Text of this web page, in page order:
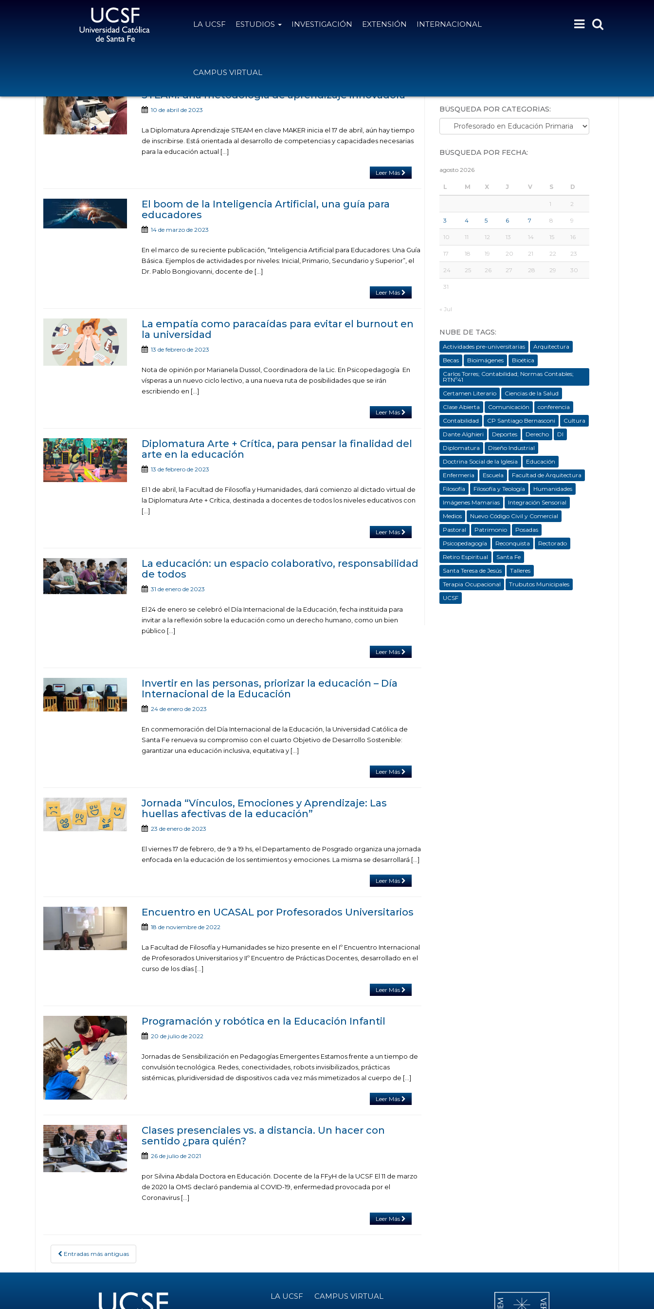
LA UCSF ESTUDIOS INVESTIGACIÓN EXTENSIÓN INTERNACIONAL
CAMPUS VIRTUAL
STEAM: una metodología de aprendizaje innovadora
10 de abril de 2023
La Diplomatura Aprendizaje STEAM en clave MAKER inicia el 17 de abril, aún hay tiempo
de inscribirse. Está orientada al desarrollo de competencias y capacidades necesarias
para la educación actual […]
Leer Más
El boom de la Inteligencia Artificial, una guía para
educadores
14 de marzo de 2023
En el marco de su reciente publicación, “Inteligencia Artificial para Educadores: Una Guía
Básica. Ejemplos de actividades por niveles: Inicial, Primario, Secundario y Superior”, el
Dr. Pablo Bongiovanni, docente de […]
Leer Más
La empatía como paracaídas para evitar el burnout en
la universidad
13 de febrero de 2023
Nota de opinión por Marianela Dussol, Coordinadora de la Lic. En Psicopedagogía En
vísperas a un nuevo ciclo lectivo, a una nueva ruta de posibilidades que se irán
escribiendo en […]
Leer Más
Diplomatura Arte + Crítica, para pensar la finalidad del
arte en la educación
13 de febrero de 2023
El 1 de abril, la Facultad de Filosofía y Humanidades, dará comienzo al dictado virtual de
la Diplomatura Arte + Crítica, destinada a docentes de todos los niveles educativos con
[…]
Leer Más
La educación: un espacio colaborativo, responsabilidad
de todos
31 de enero de 2023
El 24 de enero se celebró el Día Internacional de la Educación, fecha instituida para
invitar a la reflexión sobre la educación como un derecho humano, como un bien
público […]
Leer Más
Invertir en las personas, priorizar la educación – Día
Internacional de la Educación
24 de enero de 2023
En conmemoración del Día Internacional de la Educación, la Universidad Católica de
Santa Fe renueva su compromiso con el cuarto Objetivo de Desarrollo Sostenible:
garantizar una educación inclusiva, equitativa y […]
Leer Más
Jornada “Vínculos, Emociones y Aprendizaje: Las
huellas afectivas de la educación”
23 de enero de 2023
El viernes 17 de febrero, de 9 a 19 hs, el Departamento de Posgrado organiza una jornada
enfocada en la educación de los sentimientos y emociones. La misma se desarrollará […]
Leer Más
Encuentro en UCASAL por Profesorados Universitarios
18 de noviembre de 2022
La Facultad de Filosofía y Humanidades se hizo presente en el Iº Encuentro Internacional
de Profesorados Universitarios y IIº Encuentro de Prácticas Docentes, desarrollado en el
curso de los días […]
Leer Más
Programación y robótica en la Educación Infantil
20 de julio de 2022
Jornadas de Sensibilización en Pedagogías Emergentes Estamos frente a un tiempo de
convulsión tecnológica. Redes, conectividades, robots invisibilizados, prácticas
sistémicas, pluridiversidad de dispositivos cada vez más mimetizados al cuerpo de […]
Leer Más
Clases presenciales vs. a distancia. Un hacer con
sentido ¿para quién?
26 de julio de 2021
por Silvina Abdala Doctora en Educación. Docente de la FFyH de la UCSF El 11 de marzo
de 2020 la OMS declaró pandemia al COVID-19, enfermedad provocada por el
Coronavirus […]
Leer Más
POSTS NAVIGATION
Entradas más antiguas
BÚSQUEDA POR CATEGORÍAS:
Búsqueda por categorías:
BÚSQUEDA POR FECHA:
agosto 2026
L M X J V S D
1 2
3 4 5 6 7 8 9
10 11 12 13 14 15 16
17 18 19 20 21 22 23
24 25 26 27 28 29 30
31
« Jul
NUBE DE TAGS:
Actividades pre-universitarias
Arquitectura
Becas
Bioimágenes
Bioética
Carlos Torres; Contabilidad; Normas Contables;
RTNº41
Certamen Literario
Ciencias de la Salud
Clase Abierta
Comunicación
conferencia
Contabilidad
CP Santiago Bernasconi
Cultura
Dante Alghieri
Deportes Derecho
DI
Diplomatura
Diseño Industrial
Doctrina Social de la Iglesia
Educación
Enfermeria
Escuela
Facultad de Arquitectura
Filosofía
Filosofía y Teología
Humanidades
Imágenes Mamarias
Integración Sensorial
Medios
Nuevo Código Civil y Comercial
Pastoral
Patrimonio
Posadas
Psicopedagogía
Reconquista
Rectorado
Retiro Espiritual
Santa Fe
Santa Teresa de Jesús
Talleres
Terapia Ocupacional
Trubutos Municipales
UCSF
LA UCSF CAMPUS VIRTUAL